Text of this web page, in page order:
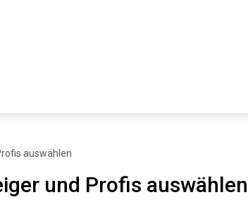
auswählen
und Profis auswählen